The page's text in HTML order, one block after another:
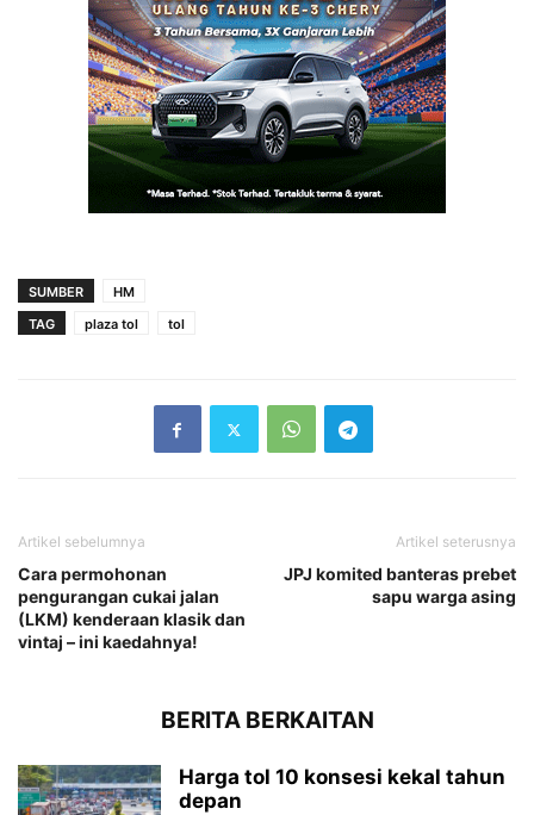
SUMBER
HM
TAG
plaza tol tol
Artikel sebelumnya
Cara permohonan
pengurangan cukai jalan
(LKM) kenderaan klasik dan
vintaj – ini kaedahnya!
Artikel seterusnya
JPJ komited banteras prebet
sapu warga asing
BERITA BERKAITAN
Harga tol 10 konsesi kekal tahun
depan